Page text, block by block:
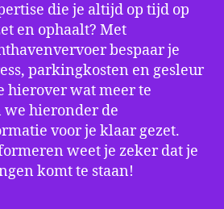
die je altijd op tijd op
en ophaalt? Met
bespaar je
parkingkosten en gesleur
hierover wat meer te
hieronder de
voor je klaar gezet.
weet je zeker dat je
komt te staan!